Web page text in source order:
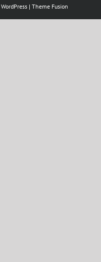
WordPress | Theme Fusion